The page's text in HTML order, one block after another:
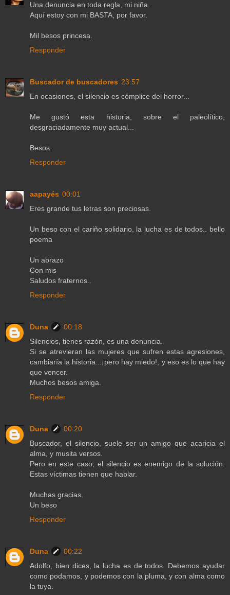
Una denuncia en toda regla, mi niña.
Aquí estoy con mi BASTA, por favor.
Mil besos princesa.
Responder
Buscador de buscadores 23:57
En ocasiones, el silencio es cómplice del horror...
Me gustó esta historia, sobre el paleolítico,
desgraciadamente muy actual...
Besos.
Responder
aapayés 00:01
Eres grande tus letras son preciosas.
Un beso con el cariño solidario, la lucha es de todos.. bello
poema
Un abrazo
Con mis
Saludos fraternos..
Responder
Duna
00:18
Silencios, tienes razón, es una denuncia.
Si se atrevieran las mujeres que sufren estas agresiones,
cambiaría la historia...¡pero hay miedo!, y eso es lo que hay
que vencer.
Muchos besos amiga.
Responder
Duna
00:20
Buscador, el silencio, suele ser un amigo que acaricia el
alma, y musita versos.
Pero en este caso, el silencio es enemigo de la solución.
Estas víctimas tienen que hablar.
Muchas gracias.
Un beso
Responder
Duna
00:22
Adolfo, bien dices, la lucha es de todos. Debemos ayudar
como podamos, y podemos con la pluma, y con alma como
la tuya.